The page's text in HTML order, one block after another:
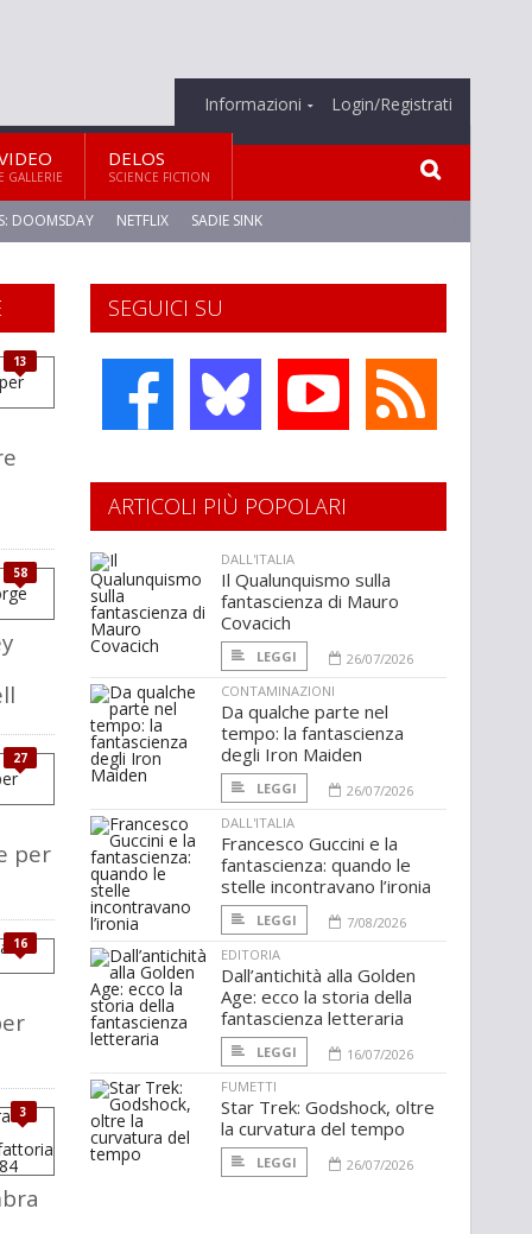
Informazioni Login/Registrati
E GALLERIE
DELOS
SCIENCE FICTION
DOOMSDAY NETFLIX SADIE SINK
SEGUICI SU
13
58
27
per
16
3
ARTICOLI PIÙ POPOLARI
DALL'ITALIA
Il Qualunquismo sulla
fantascienza di Mauro
Covacich
LEGGI
26/07/2026
CONTAMINAZIONI
Da qualche parte nel
tempo: la fantascienza
degli Iron Maiden
LEGGI
26/07/2026
DALL'ITALIA
Francesco Guccini e la
fantascienza: quando le
stelle incontravano l’ironia
LEGGI
7/08/2026
EDITORIA
Dall’antichità alla Golden
Age: ecco la storia della
fantascienza letteraria
LEGGI
16/07/2026
FUMETTI
Star Trek: Godshock, oltre
la curvatura del tempo
LEGGI 26/07/2026